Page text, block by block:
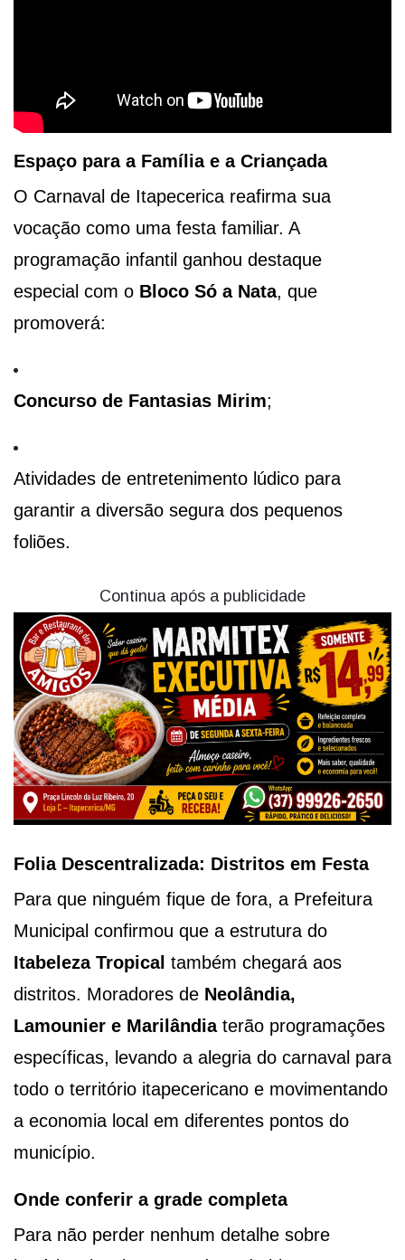
Espaço para a Família e a Criançada
O Carnaval de Itapecerica reafirma sua
vocação como uma festa familiar. A
programação infantil ganhou destaque
especial com o Bloco Só a Nata, que
promoverá:
Concurso de Fantasias Mirim;
Atividades de entretenimento lúdico para
garantir a diversão segura dos pequenos
foliões.
Continua após a publicidade
Folia Descentralizada: Distritos em Festa
Para que ninguém fique de fora, a Prefeitura
Municipal confirmou que a estrutura do
Itabeleza Tropical também chegará aos
distritos. Moradores de Neolândia,
Lamounier e Marilândiaterão programações
específicas, levando a alegria do carnaval para
todo o território itapecericano e movimentando
a economia local em diferentes pontos do
município.
Onde conferir a grade completa
Para não perder nenhum detalhe sobre